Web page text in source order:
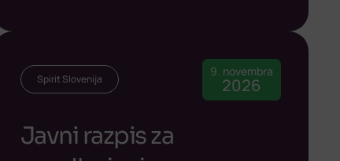
Spirit Slovenija
9. novembra
2026
Javni razpis za